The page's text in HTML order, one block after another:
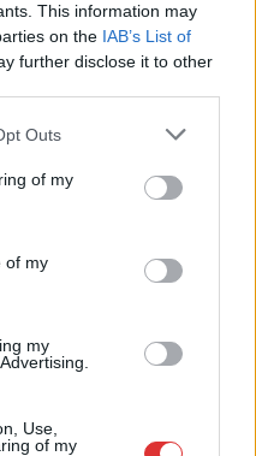
This information may
on the IAB’s List of
further disclose it to other
uses one or more Google
You may click to
its third-party tags to
purposes in below Google
Outs
of my
of my
my
Use,
of my
és
Tisztifőorvos
a...